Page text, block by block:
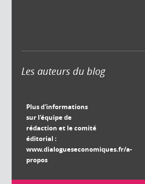
Les auteurs du blog
Plus d'informations
sur l'équipe de
rédaction et le comité
éditorial :
www.dialogueseconomiques.fr/a-
propos